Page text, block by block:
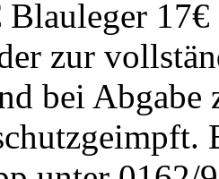
17€
zur
bei Abgabe